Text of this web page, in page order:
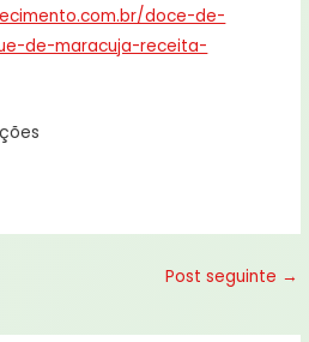
doce-de-
de-maracuja-receita-
Post seguinte →